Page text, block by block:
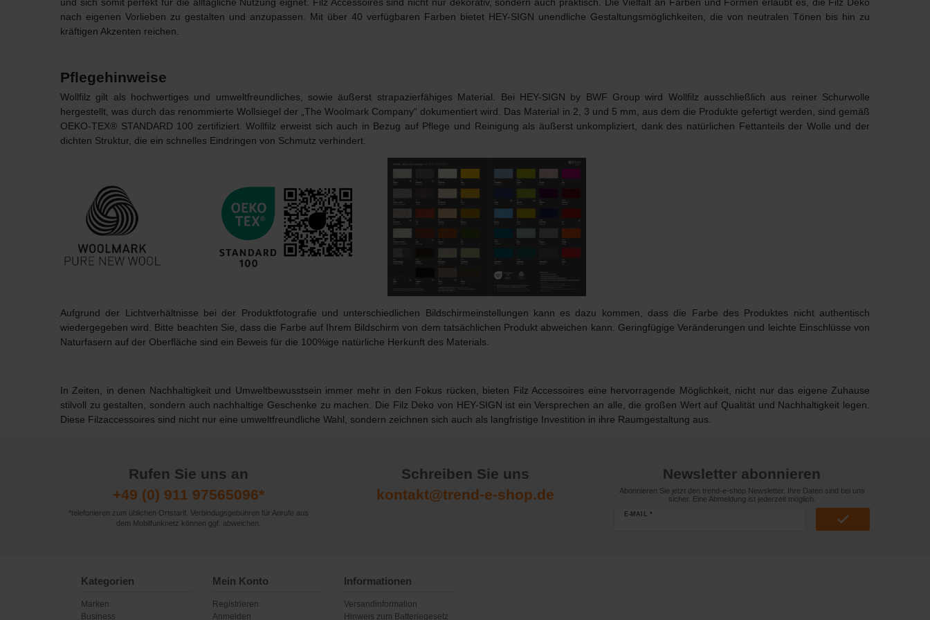
nach eigenen Vorlieben zu gestalten und anzupassen. Mit über 40 verfügbaren Farben bietet HEY-SIGN unendliche Gestaltungsmöglichkeiten, die von neutralen Tönen bis hin zu
kräftigen Akzenten reichen.
Pflegehinweise
Wollfilz gilt als hochwertiges und umweltfreundliches, sowie äußerst strapazierfähiges Material. Bei HEY-SIGN by BWF Group wird Wollfilz ausschließlich aus reiner Schurwolle
hergestellt, was durch das renommierte Wollsiegel der „The Woolmark Company“ dokumentiert wird. Das Material in 2, 3 und 5 mm, aus dem die Produkte gefertigt werden, sind gemäß
OEKO-TEX® STANDARD 100 zertifiziert. Wollfilz erweist sich auch in Bezug auf Pflege und Reinigung als äußerst unkompliziert, dank des natürlichen Fettanteils der Wolle und der
dichten Struktur, die ein schnelles Eindringen von Schmutz verhindert.
Aufgrund der Lichtverhältnisse bei der Produktfotografie und unterschiedlichen Bildschirmeinstellungen kann es dazu kommen, dass die Farbe des Produktes nicht authentisch
wiedergegeben wird. Bitte beachten Sie, dass die Farbe auf Ihrem Bildschirm von dem tatsächlichen Produkt abweichen kann. Geringfügige Veränderungen und leichte Einschlüsse von
Naturfasern auf der Oberfläche sind ein Beweis für die 100%ige natürliche Herkunft des Materials.
In Zeiten, in denen Nachhaltigkeit und Umweltbewusstsein immer mehr in den Fokus rücken, bieten Filz Accessoires eine hervorragende Möglichkeit, nicht nur das eigene Zuhause
stilvoll zu gestalten, sondern auch nachhaltige Geschenke zu machen. Die Filz Deko von HEY-SIGN ist ein Versprechen an alle, die großen Wert auf Qualität und Nachhaltigkeit legen.
Diese Filzaccessoires sind nicht nur eine umweltfreundliche Wahl, sondern zeichnen sich auch als langfristige Investition in ihre Raumgestaltung aus.
Rufen Sie uns an
+49 (0) 911 97565096*
*telefonieren zum üblichen Ortstarif. Verbindugsgebühren für Anrufe aus
dem Mobilfunknetz können ggf. abweichen.
Schreiben Sie uns
kontakt@trend-e-shop.de
Newsletter abonnieren
Abonnieren Sie jetzt den trend-e-shop Newsletter. Ihre Daten sind bei uns
sicher. Eine Abmeldung ist jederzeit möglich.
E-MAIL *
Kategorien
Marken
Business
Mein Konto
Registrieren
Anmelden
Informationen
Versandinformation
Hinweis zum Batteriegesetz